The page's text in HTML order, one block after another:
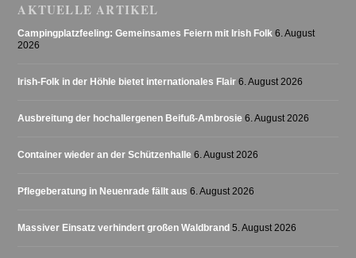
AKTUELLE ARTIKEL
Campingplatzfeeling: Gemeinsames Feiern mit Irish Folk 6. August
2026
Irish-Folk in der Höhle bietet internationales Flair 6. August 2026
Ausbreitung der hochallergenen Beifuß-Ambrosie 6. August 2026
Container wieder an der Schützenhalle 6. August 2026
Pflegeberatung in Neuenrade fällt aus 6. August 2026
Massiver Einsatz verhindert großen Waldbrand 5. August 2026